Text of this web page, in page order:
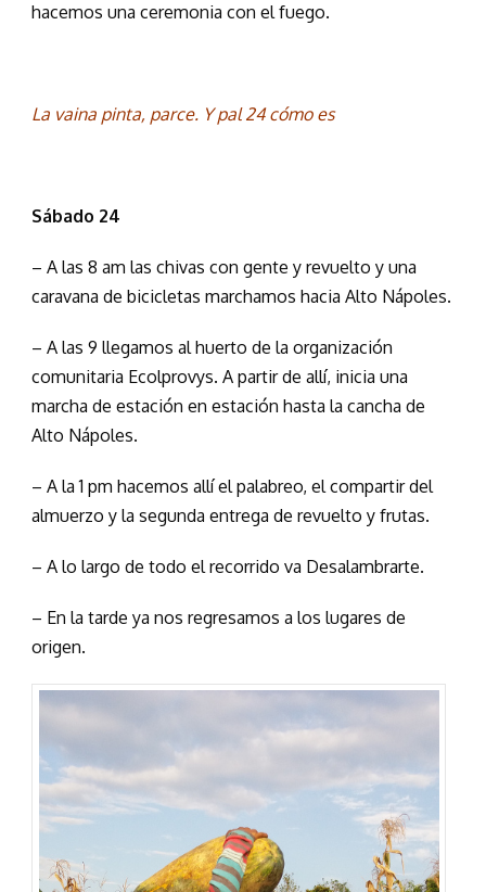
hacemos una ceremonia con el fuego.
La vaina pinta, parce. Y pal 24 cómo es
Sábado 24
– A las 8 am las chivas con gente y revuelto y una
caravana de bicicletas marchamos hacia Alto Nápoles.
– A las 9 llegamos al huerto de la organización
comunitaria Ecolprovys. A partir de allí, inicia una
marcha de estación en estación hasta la cancha de
Alto Nápoles.
– A la 1 pm hacemos allí el palabreo, el compartir del
almuerzo y la segunda entrega de revuelto y frutas.
– A lo largo de todo el recorrido va Desalambrarte.
– En la tarde ya nos regresamos a los lugares de
origen.